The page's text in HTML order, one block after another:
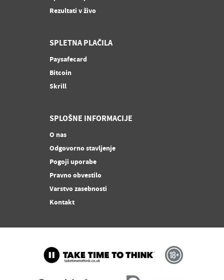
Rezultati v živo
SPLETNA PLAČILA
Paysafecard
Bitcoin
Skrill
SPLOŠNE INFORMACIJE
O nas
Odgovorno stavljenje
Pogoji uporabe
Pravno obvestilo
Varstvo zasebnosti
Kontakt